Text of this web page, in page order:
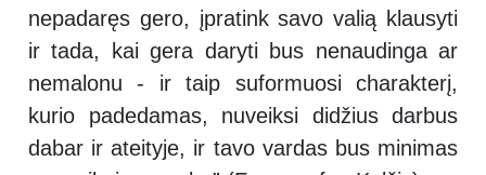
nepadaręs gero, įpratink savo valią klausyti
ir tada, kai gera daryti bus nenaudinga ar
nemalonu - ir taip suformuosi charakterį,
kurio padedamas, nuveiksi didžius darbus
dabar ir ateityje, ir tavo vardas bus minimas